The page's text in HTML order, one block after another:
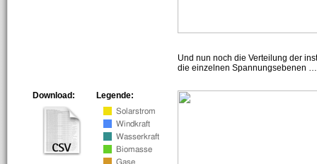
Und nun noch die Verteilung der
die einzelnen Spannungsebenen
Legende:
Download: